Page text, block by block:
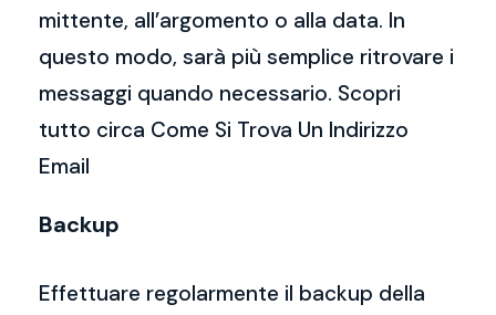
mittente, all’argomento o alla data. In
questo modo, sarà più semplice ritrovare i
messaggi quando necessario. Scopri
tutto circa Come Si Trova Un Indirizzo
Email
Backup
Effettuare regolarmente il backup della